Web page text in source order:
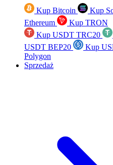
Kup Bitcoin Kup
Ethereum
Kup TRON
Kup USDT TRC20
USDT BEP20
Kup
Polygon
Sprzedaż